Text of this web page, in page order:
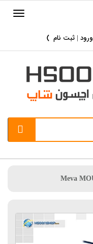
ورود | ثبت نام )